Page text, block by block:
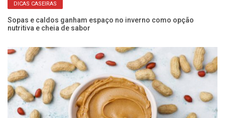
DICAS CASEIRAS
Sopas e caldos ganham espaço no inverno como opção
nutritiva e cheia de sabor